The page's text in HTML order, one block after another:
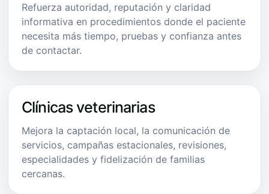
Refuerza autoridad, reputación y claridad
informativa en procedimientos donde el paciente
necesita más tiempo, pruebas y confianza antes
de contactar.
Clínicas veterinarias
Mejora la captación local, la comunicación de
servicios, campañas estacionales, revisiones,
especialidades y fidelización de familias
cercanas.